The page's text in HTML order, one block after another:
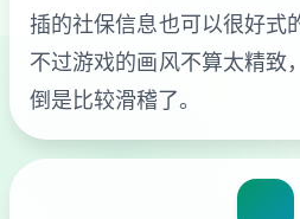
插的社保信息也可以很好式
不过游戏的画风不算太精致
倒是比较滑稽了。